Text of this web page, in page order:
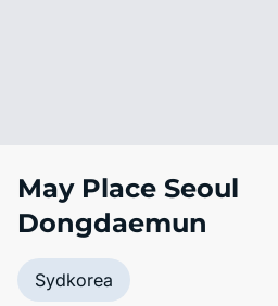
May Place Seoul
Dongdaemun
Sydkorea